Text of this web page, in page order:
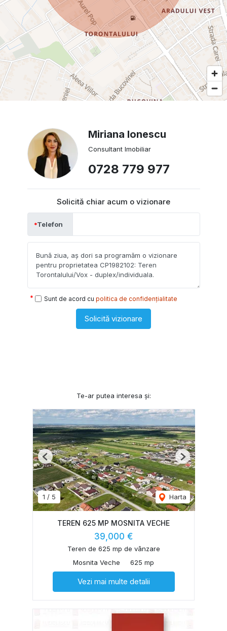
Miriana Ionescu
Consultant Imobiliar
0728 779 977
Solicită chiar acum o vizionare
Telefon
Sunt de acord cu politica de confidențialitate
Solicită vizionare
Te-ar putea interesa și:
1 / 5 Harta
Previous Next
TEREN 625 MP MOSNITA VECHE
39,000 €
Teren de 625 mp de vânzare
Mosnita Veche
625 mp
Vezi mai multe detalii